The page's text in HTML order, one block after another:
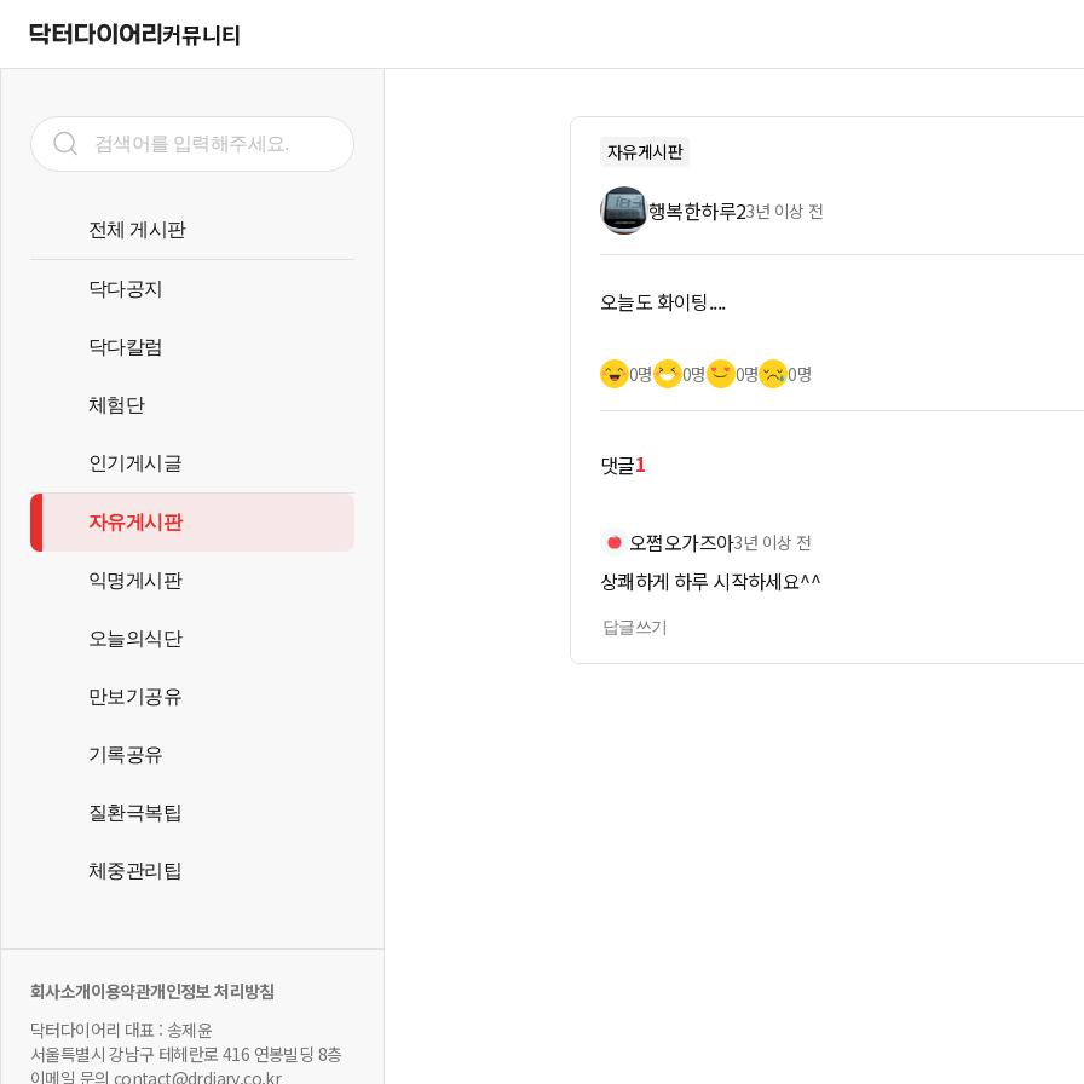
커뮤니티
전체 게시판
닥다공지
닥다칼럼
체험단
인기게시글
자유게시판
익명게시판
오늘의식단
만보기공유
기록공유
질환극복팁
체중관리팁
회사소개이용약관개인정보 처리방침
닥터다이어리 대표 : 송제윤
서울특별시 강남구 테헤란로 416 연봉빌딩 8층
이메일 문의 contact@drdiary.co.kr
자유게시판
행복한하루23년 이상 전
오늘도 화이팅....
0명 0명 0명 0명
댓글1
오쩜오가즈아3년 이상 전
상쾌하게 하루 시작하세요^^
답글쓰기